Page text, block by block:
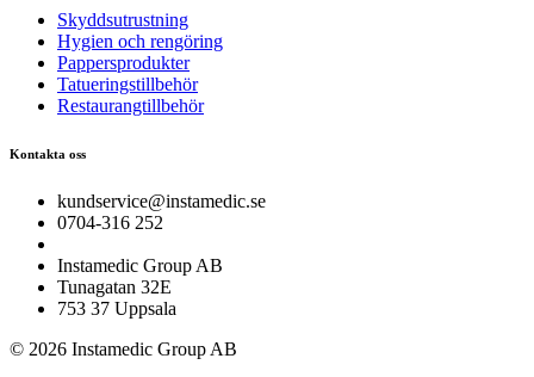
Skyddsutrustning
Hygien och rengöring
Pappersprodukter
Tatueringstillbehör
Restaurangtillbehör
Kontakta oss
kundservice@instamedic.se
0704-316 252
Instamedic Group AB
Tunagatan 32E
753 37 Uppsala
© 2026 Instamedic Group AB